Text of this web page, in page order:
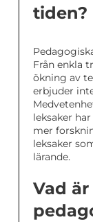
tiden?
Från enkla
ökning av
erbjuder
leksaker
mer
leksaker
lärande.
Vad